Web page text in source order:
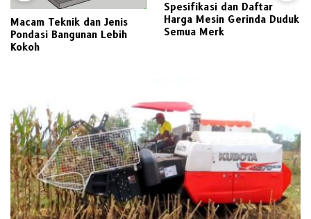
Macam Teknik dan Jenis
Pondasi Bangunan Lebih
Kokoh
Spesifikasi dan Daftar
Harga Mesin Gerinda Duduk
Semua Merk